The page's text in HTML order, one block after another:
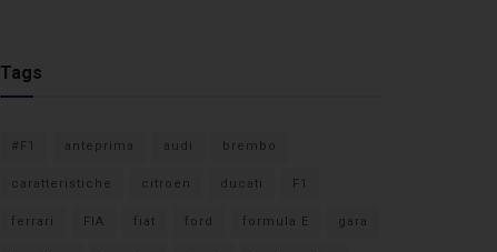
Tags
#F1 anteprima audi brembo
caratteristiche citroen ducati F1
ferrari FIA fiat ford formula E gara